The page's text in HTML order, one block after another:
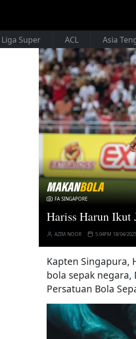
Liga Super ACL Asia
FA SINGAPORE
Hariss Harun Ikut
AZIM NOOR 5:04PM 18/04/2025
Kapten Singapura,
bola sepak negara,
Persatuan Bola